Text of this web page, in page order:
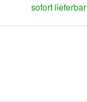
sofort lieferbar